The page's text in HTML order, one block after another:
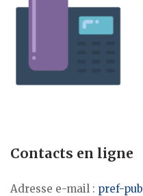
Contacts en ligne
Adresse e-mail : pref-